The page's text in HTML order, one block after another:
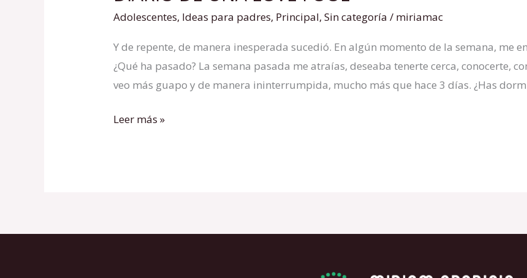
Adolescentes, Ideas para padres, Principal,Sin categoría / miriamac
Y de repente, de manera inesperada sucedió. En algún momento de la semana, me
¿Qué ha pasado? La semana pasada me atraías, deseaba tenerte cerca, conocerte,
veo más guapo y de manera ininterrumpida, mucho más que hace 3 días. ¿Has
DE
LOVE
FOOL
Leer más »